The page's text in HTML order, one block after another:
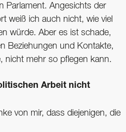
Parlament. Angesichts der
weiß ich auch nicht, wie viel
würde. Aber es ist schade,
Beziehungen und Kontakte,
nicht mehr so pflegen kann.
Arbeit nicht
von mir, dass diejenigen, die